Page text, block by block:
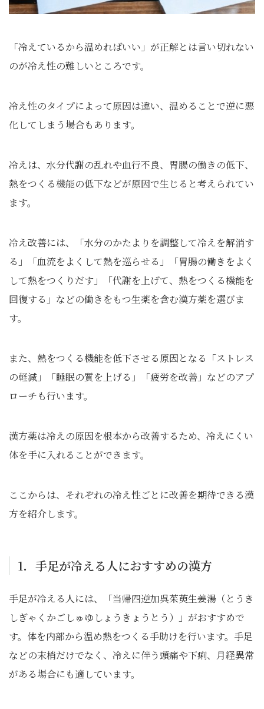
「冷えているから温めればいい」が正解とは言い切れない
のが冷え性の難しいところです。
冷え性のタイプによって原因は違い、温めることで逆に悪
化してしまう場合もあります。
冷えは、水分代謝の乱れや血行不良、胃腸の働きの低下、
熱をつくる機能の低下などが原因で生じると考えられてい
ます。
冷え改善には、「水分のかたよりを調整して冷えを解消す
る」「血流をよくして熱を巡らせる」「胃腸の働きをよく
して熱をつくりだす」「代謝を上げて、熱をつくる機能を
回復する」などの働きをもつ生薬を含む漢方薬を選びま
す。
また、熱をつくる機能を低下させる原因となる「ストレス
の軽減」「睡眠の質を上げる」「疲労を改善」などのアプ
ローチも行います。
漢方薬は冷えの原因を根本から改善するため、冷えにくい
体を手に入れることができます。
ここからは、それぞれの冷え性ごとに改善を期待できる漢
方を紹介します。
1．手足が冷える人におすすめの漢方
手足が冷える人には、「当帰四逆加呉茱萸生姜湯（とうき
しぎゃくかごしゅゆしょうきょうとう）」がおすすめで
す。体を内部から温め熱をつくる手助けを行います。手足
などの末梢だけでなく、冷えに伴う頭痛や下痢、月経異常
がある場合にも適しています。